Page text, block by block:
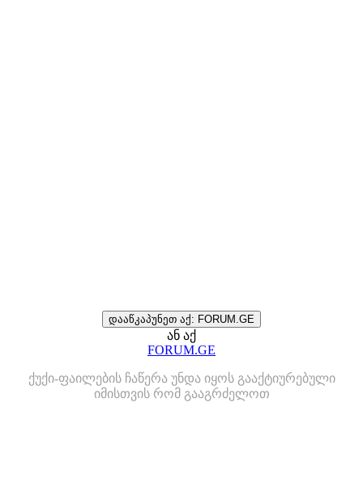
დააწკაპუნეთ აქ: FORUM.GE
ან აქ
FORUM.GE
ქუქი-ფაილების ჩაწერა უნდა იყოს გააქტიურებული
იმისთვის რომ გააგრძელოთ